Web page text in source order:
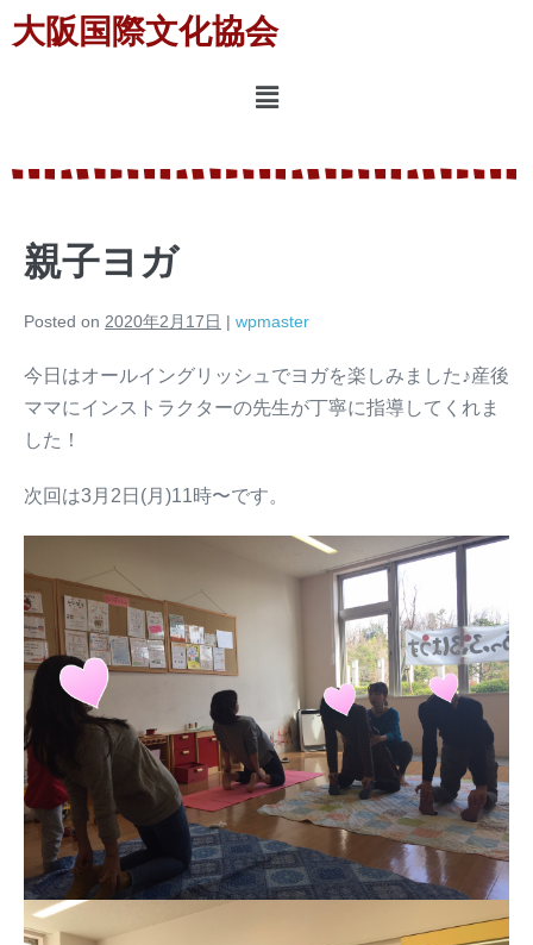
大阪国際文化協会
親子ヨガ
Posted on 2020年2月17日 | wpmaster
今日はオールイングリッシュでヨガを楽しみました♪産後
ママにインストラクターの先生が丁寧に指導してくれま
した！
次回は3月2日(月)11時〜です。